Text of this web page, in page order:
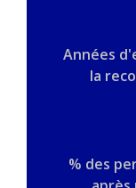
Années
la
% des